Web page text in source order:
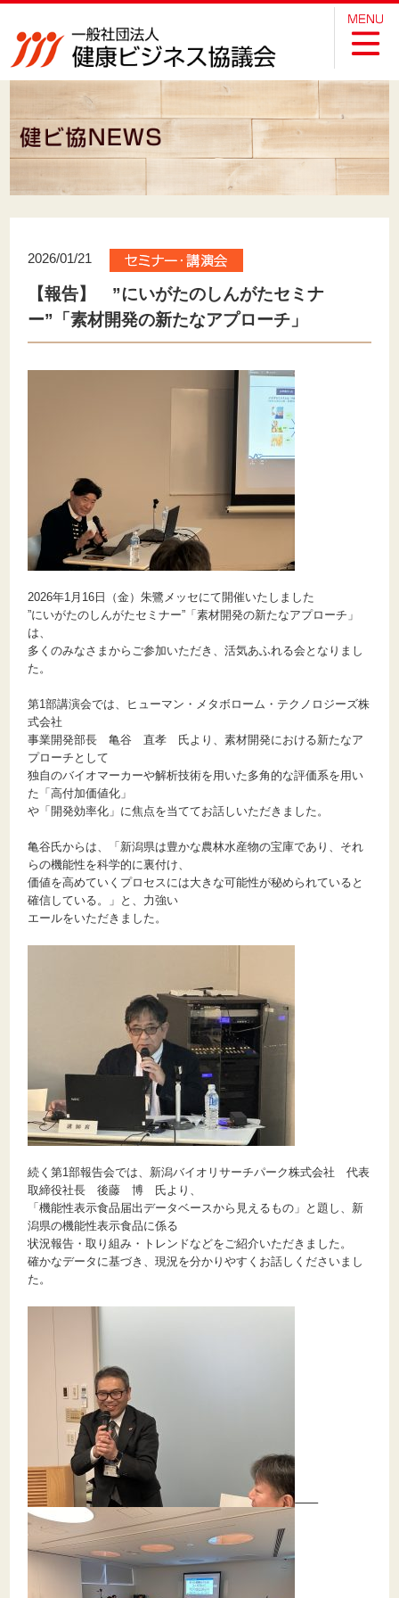
2026/01/21
【報告】 ”にいがたのしんがたセミナ
ー”「素材開発の新たなアプローチ」
2026年1月16日（金）朱鷺メッセにて開催いたしました
”にいがたのしんがたセミナー”「素材開発の新たなアプローチ」
は、
多くのみなさまからご参加いただき、活気あふれる会となりまし
た。
第1部講演会では、ヒューマン・メタボローム・テクノロジーズ株
式会社
事業開発部長 亀谷 直孝 氏より、素材開発における新たなア
プローチとして
独自のバイオマーカーや解析技術を用いた多角的な評価系を用い
た「高付加価値化」
や「開発効率化」に焦点を当ててお話しいただきました。
亀谷氏からは、「新潟県は豊かな農林水産物の宝庫であり、それ
らの機能性を科学的に裏付け、
価値を高めていくプロセスには大きな可能性が秘められていると
確信している。」と、力強い
エールをいただきました。
続く第1部報告会では、新潟バイオリサーチパーク株式会社 代表
取締役社長 後藤 博 氏より、
「機能性表示食品届出データベースから見えるもの」と題し、新
潟県の機能性表示食品に係る
状況報告・取り組み・トレンドなどをご紹介いただきました。
確かなデータに基づき、現況を分かりやすくお話しくださいまし
た。